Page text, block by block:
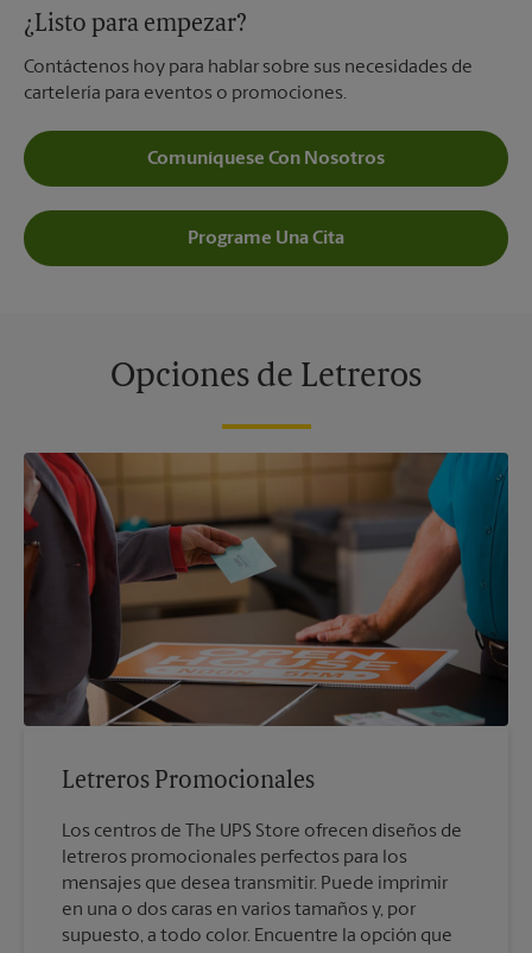
¿Listo para empezar?
Contáctenos hoy para hablar sobre sus necesidades de
cartelería para eventos o promociones.
Comuníquese Con Nosotros
Programe Una Cita
Opciones de Letreros
Letreros Promocionales
Los centros de The UPS Store ofrecen diseños de
letreros promocionales perfectos para los
mensajes que desea transmitir. Puede imprimir
en una o dos caras en varios tamaños y, por
supuesto, a todo color. Encuentre la opción que